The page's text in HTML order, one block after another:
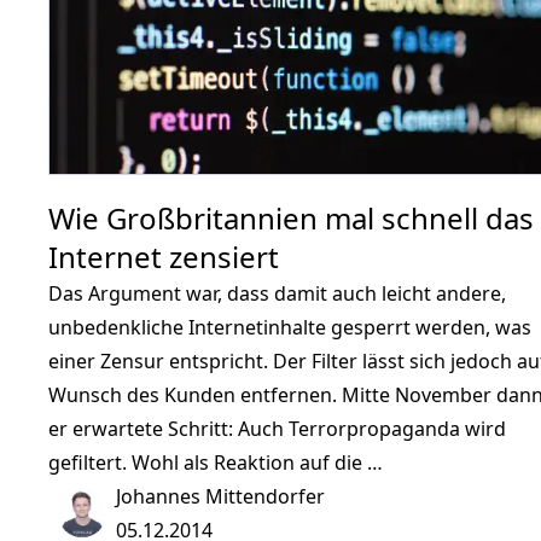
Wie Großbritannien mal schnell das
Internet zensiert
Das Argument war, dass damit auch leicht andere,
unbedenkliche Internetinhalte gesperrt werden, was
einer Zensur entspricht. Der Filter lässt sich jedoch
Wunsch des Kunden entfernen. Mitte November
er erwartete Schritt: Auch Terrorpropaganda wird
gefiltert. Wohl als Reaktion auf die …
Johannes Mittendorfer
05.12.2014